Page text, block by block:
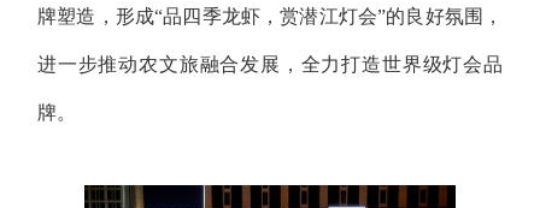
牌塑造，形成“品四季龙虾，赏潜江灯会”的良好氛围，
进一步推动农文旅融合发展，全力打造世界级灯会品
牌。